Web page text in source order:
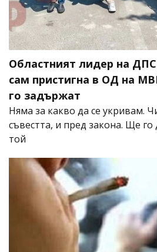
Областният лидер на
сам пристигна в ОД на
го задържат
Няма за какво да се укривам.
съвестта, и пред закона. Ще го
той